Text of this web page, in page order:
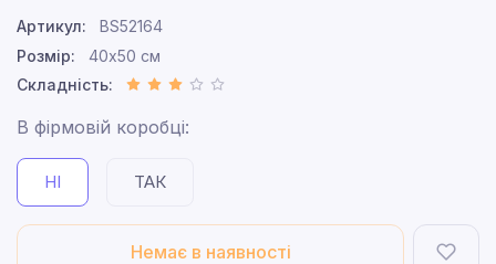
Артикул:
BS52164
Розмір:
40x50 см
Складність:
В фірмовій коробці:
НІ ТАК
Немає в наявності